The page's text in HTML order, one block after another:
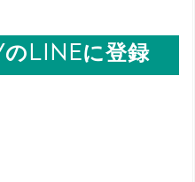
のLINEに登録